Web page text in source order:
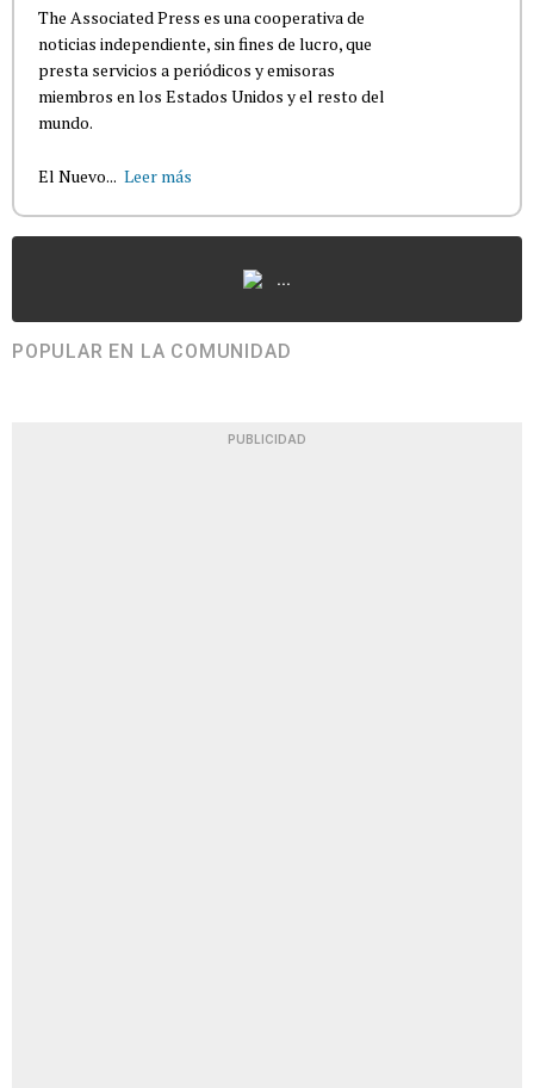
The Associated Press es una cooperativa de
noticias independiente, sin fines de lucro, que
presta servicios a periódicos y emisoras
miembros en los Estados Unidos y el resto del
mundo.
El Nuevo... Leer más
...
POPULAR EN LA COMUNIDAD
PUBLICIDAD